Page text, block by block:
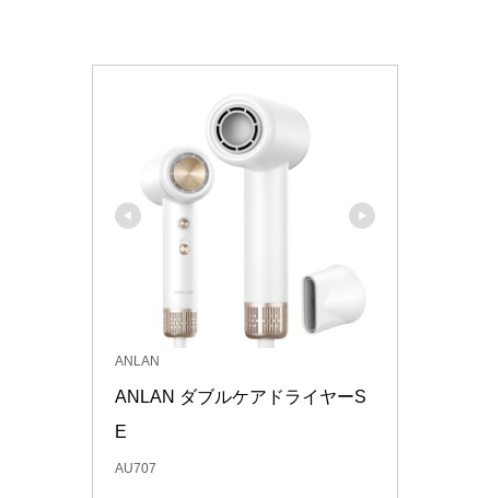
ANLAN
ANLAN ダブルケアドライヤーS
E
AU707